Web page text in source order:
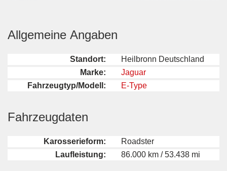
Allgemeine Angaben
Standort:
Heilbronn Deutschland
Marke:
Jaguar
Fahrzeugtyp/Modell:
E-Type
Fahrzeugdaten
Karosserieform:
Roadster
Laufleistung:
86.000 km / 53.438 mi